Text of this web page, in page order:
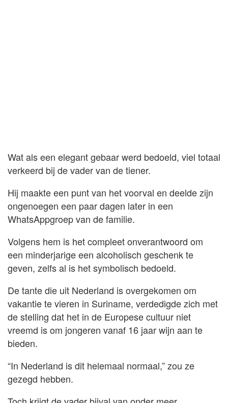
Wat als een elegant gebaar werd bedoeld, viel totaal
verkeerd bij de vader van de tiener.
Hij maakte een punt van het voorval en deelde zijn
ongenoegen een paar dagen later in een
WhatsAppgroep van de familie.
Volgens hem is het compleet onverantwoord om
een minderjarige een alcoholisch geschenk te
geven, zelfs al is het symbolisch bedoeld.
De tante die uit Nederland is overgekomen om
vakantie te vieren in Suriname, verdedigde zich met
de stelling dat het in de Europese cultuur niet
vreemd is om jongeren vanaf 16 jaar wijn aan te
bieden.
“In Nederland is dit helemaal normaal,” zou ze
gezegd hebben.